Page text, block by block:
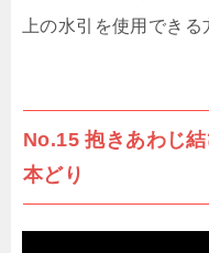
上の水引を使用できる
No.15 抱きあわじ
本どり